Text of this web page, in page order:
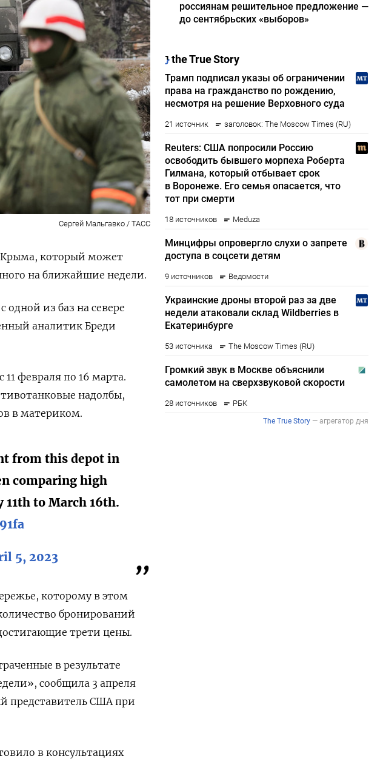
Сергей Мальгавко / ТАСС
Крыма, который может
на ближайшие недели.
из баз на севере
аналитик Бреди
февраля по 16 марта.
надолбы,
в материком.
from this depot in
comparing high
to March 16th.
5, 2023
которому в этом
бронирований
трети цены.
в результате
сообщила 3 апреля
представитель США при
в консультациях
россиянам решительное предложение —
до сентябрьских «выборов»